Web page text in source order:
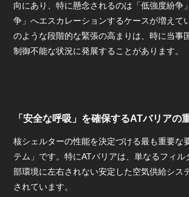
向にあり、特に懸念されるのは「低強度紛争
争」へエスカレーションするケースが増えて
のような段階的な緊張の高まりは、時に当事
制御不能な状況に発展することがあります。
「安全な呼吸」を確保するATバリアの
核シェルターの性能を決定づける最も重要な
テム」です。特にATバリアは、単なるフィル
部環境に左右されない安定した空気供給シス
されています。